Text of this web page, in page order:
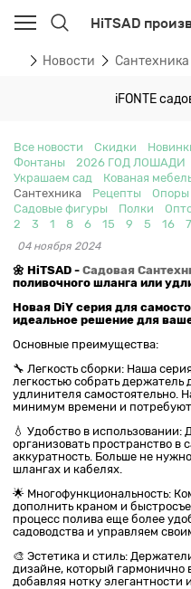
HiTSAD
Новости Сантехника
iFONTE
Все новости Скидки
Фонтаны
2026 ГОД ЛОШАДИ
Украшаем сад
Кованая
Сантехника
Рецепты Опоры
Садовые фигуры
Полки
2
3 1 8 6 15 9 5 16 7
04 ноября 2024
🌼 HiTSAD -Садовая
поливочного шланга или
Новая DiY серия для
идеальное решение для
Основные преимущества:
🔧 Легкость сборки: Наша
легкостью собрать
удлинителя самостоятельно.
минимум времени и
💧 Удобство в
организовать пространство в
аккуратность. Больше не
шлангах и кабелях.
🌟 Многофункциональность:
дополнить краном и
процесс полива еще более
садоводства и управляем
🎨 Эстетика и стиль:
дизайне, который
добавляя нотку элегантности